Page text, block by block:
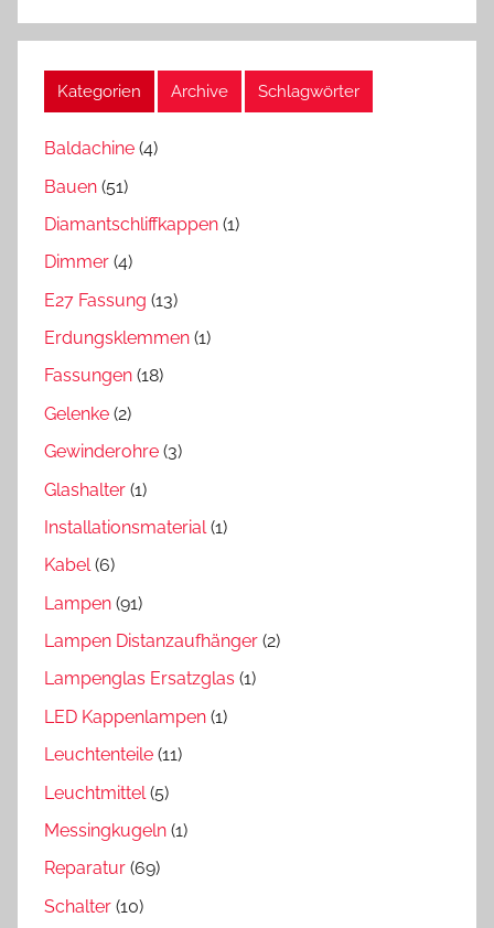
Kategorien Archive Schlagwörter
Baldachine (4)
Bauen (51)
Diamantschliffkappen (1)
Dimmer (4)
E27 Fassung (13)
Erdungsklemmen (1)
Fassungen (18)
Gelenke (2)
Gewinderohre (3)
Glashalter (1)
Installationsmaterial(1)
Kabel(6)
Lampen (91)
Lampen Distanzaufhänger (2)
Lampenglas Ersatzglas (1)
LED Kappenlampen (1)
Leuchtenteile (11)
Leuchtmittel (5)
Messingkugeln (1)
Reparatur (69)
Schalter (10)